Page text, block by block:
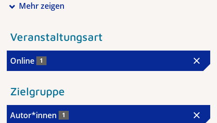
Mehr zeigen
Veranstaltungsart
Online 1
Zielgruppe
Autor*innen 1